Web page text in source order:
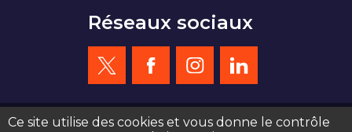
Réseaux sociaux
Ce site utilise des cookies et vous donne le contrôle